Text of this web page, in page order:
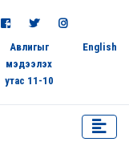
Авлигыг
мэдээлэх
утас 11-10
English